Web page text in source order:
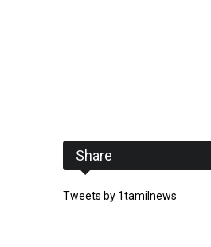
Share
Tweets by 1tamilnews